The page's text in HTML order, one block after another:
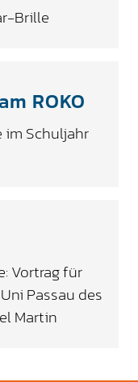
Brille
ROKO
im Schuljahr
Vortrag für
Passau des
Martin